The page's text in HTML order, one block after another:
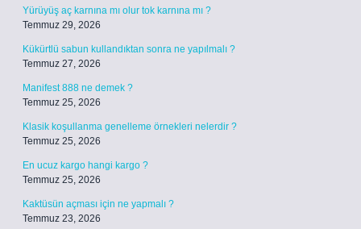
Yürüyüş aç karnına mı olur tok karnına mı ?
Temmuz 29, 2026
Kükürtlü sabun kullandıktan sonra ne yapılmalı ?
Temmuz 27, 2026
Manifest 888 ne demek ?
Temmuz 25, 2026
Klasik koşullanma genelleme örnekleri nelerdir ?
Temmuz 25, 2026
En ucuz kargo hangi kargo ?
Temmuz 25, 2026
Kaktüsün açması için ne yapmalı ?
Temmuz 23, 2026